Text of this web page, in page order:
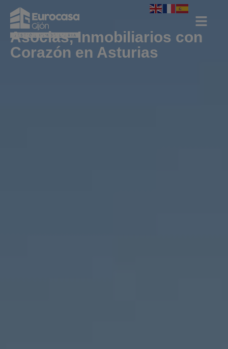
Asocias, Inmobiliarios con
Corazón en Asturias